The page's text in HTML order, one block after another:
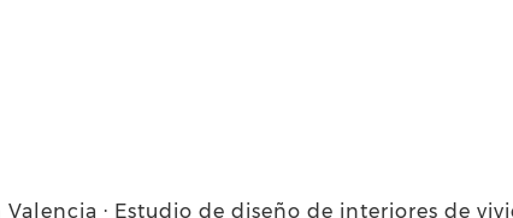
· Estudio de diseño de interiores de